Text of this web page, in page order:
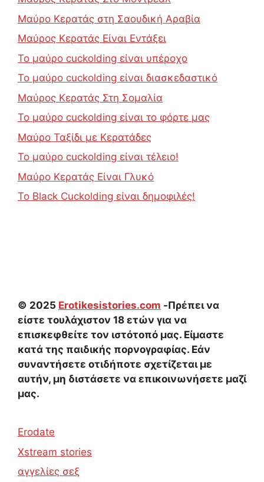
Μαύρο Κερατάς στη Σαουδική Αραβία
Μαύρος Κερατάς Είναι Εντάξει
Το μαύρο cuckolding είναι υπέροχο
Το μαύρο cuckolding είναι διασκεδαστικό
Μαύρος Κερατάς Στη Σομαλία
Το μαύρο cuckolding είναι το φόρτε μας
Μαύρο Ταξίδι με Κερατάδες
Το μαύρο cuckolding είναι τέλειο!
Μαύρο Κερατάς Είναι Γλυκό
Το Black Cuckolding είναι δημοφιλές!
© 2025 Erotikesistories.com -Πρέπει να
είστε τουλάχιστον 18 ετών για να
επισκεφθείτε τον ιστότοπό μας. Είμαστε
κατά της παιδικής πορνογραφίας. Εάν
συναντήσετε οτιδήποτε σχετίζεται με
αυτήν, μη διστάσετε να επικοινωνήσετε μαζί
μας.
Erodate
Xstream stories
αγγελίες σεξ